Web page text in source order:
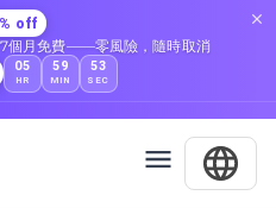
off
個月免費——零風險，隨時取消
05
HR
59
MIN
52
SEC